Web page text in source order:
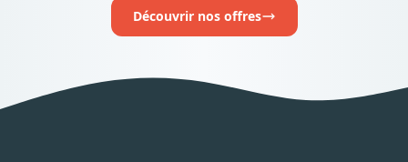
Découvrir nos offres